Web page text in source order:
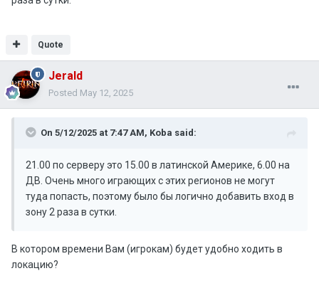
Quote
Jerald
Posted May 12, 2025
On 5/12/2025 at 7:47 AM, Koba said:
21.00 по серверу это 15.00 в латинской Америке, 6.00 на
ДВ. Очень много играющих с этих регионов не могут
туда попасть, поэтому было бы логично добавить вход в
зону 2 раза в сутки.
В котором времени Вам (игрокам) будет удобно ходить в
локацию?